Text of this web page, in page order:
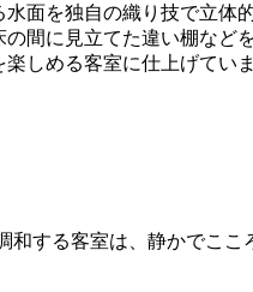
面を独自の織り技で立体
間に見立てた違い棚などを
しめる客室に仕上げていま
和する客室は、静かでここ